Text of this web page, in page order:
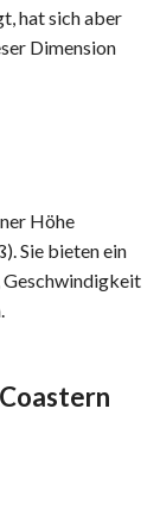
hat sich aber
Dimension
Höhe
Sie bieten ein
Geschwindigkeit